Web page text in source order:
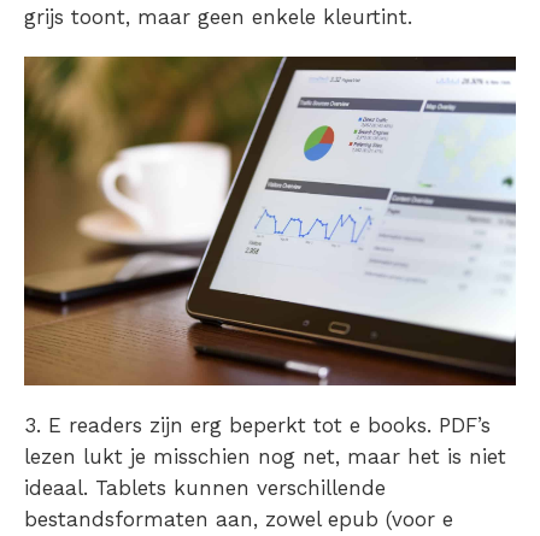
grijs toont, maar geen enkele kleurtint.
3. E readers zijn erg beperkt tot e books. PDF’s
lezen lukt je misschien nog net, maar het is niet
ideaal. Tablets kunnen verschillende
bestandsformaten aan, zowel epub (voor e